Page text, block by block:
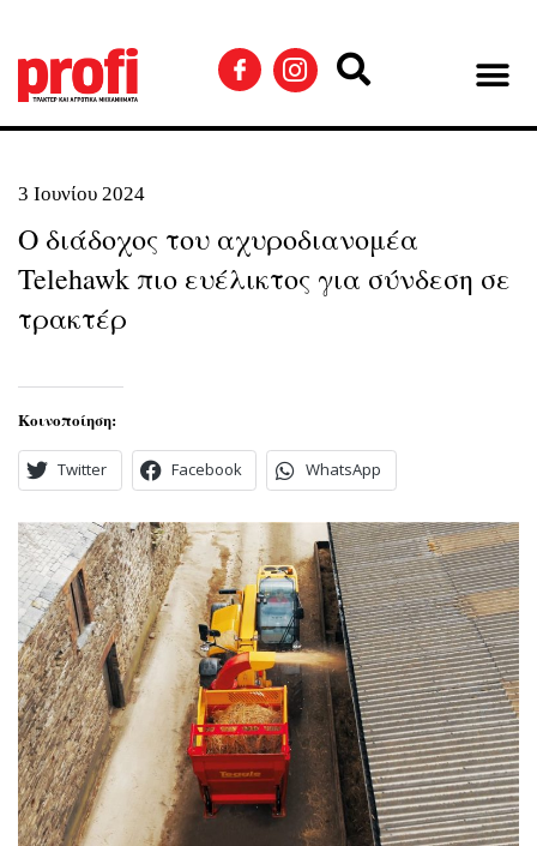
3 Ιουνίου 2024
Ο διάδοχος του αχυροδιανομέα
Telehawk πιο ευέλικτος για σύνδεση σε
τρακτέρ
Κοινοποίηση:
Twitter Facebook WhatsApp